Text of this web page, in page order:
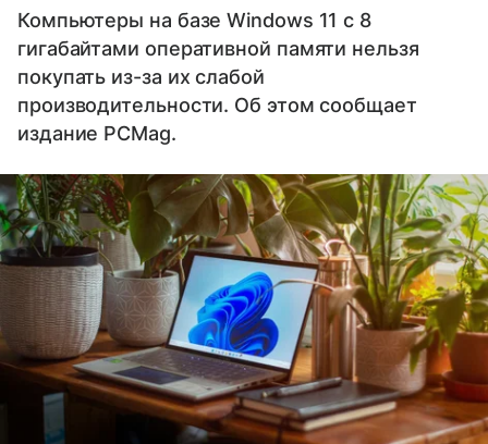
Компьютеры на базе Windows 11 c 8
гигабайтами оперативной памяти нельзя
покупать из-за их слабой
производительности. Об этом сообщает
издание PCMag.